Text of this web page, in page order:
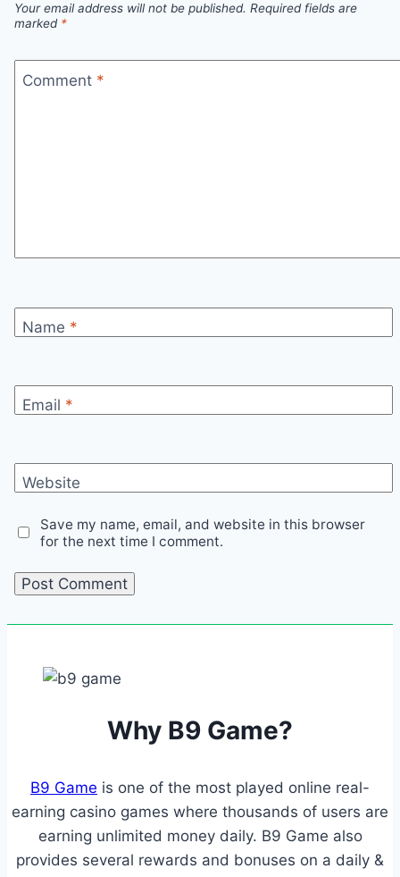
KALANGAN
Your email address will not be published. Required fields are
marked *
Comment *
Name *
Email *
Website
Save my name, email, and website in this browser
for the next time I comment.
Why B9 Game?
B9 Game is one of the most played online real-
earning casino games where thousands of users are
earning unlimited money daily. B9 Game also
provides several rewards and bonuses on a daily &